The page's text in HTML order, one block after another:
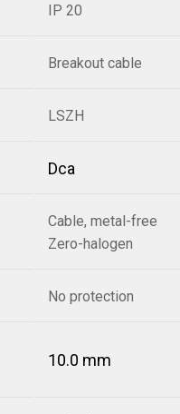
IP 20
Breakout cable
LSZH
Dca
Cable, metal-free
Zero-halogen
No protection
10.0 mm